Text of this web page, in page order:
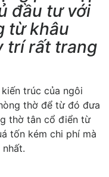
đầu tư với
từ khâu
trí rất trang
trúc của ngôi
thờ để từ đó đưa
thờ tân cổ điển từ
tốn kém chi phí mà